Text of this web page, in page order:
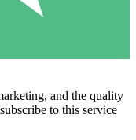
and the quality
to this service